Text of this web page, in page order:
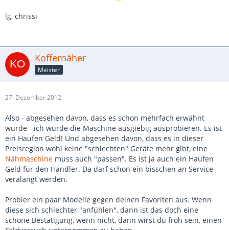
lg, chrissi
Koffernäher
Meister
27. Dezember 2012
Also - abgesehen davon, dass es schon mehrfach erwähnt
wurde - ich würde die Maschine ausgiebig ausprobieren. Es ist
ein Haufen Geld! Und abgesehen davon, dass es in dieser
Preisregion wohl keine "schlechten" Geräte mehr gibt, eine
Nähmaschine muss auch "passen". Es ist ja auch ein Haufen
Geld für den Händler. Da darf schon ein bisschen an Service
veralangt werden.
Probier ein paar Modelle gegen deinen Favoriten aus. Wenn
diese sich schlechter "anfühlen", dann ist das doch eine
schöne Bestätigung, wenn nicht, dann wirst du froh sein, einen